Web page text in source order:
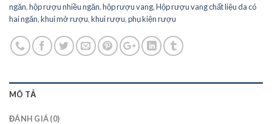
ngăn,hộp rượu nhiều ngăn,hộp rượu vang,Hộp rượu vang chất liệu da có
hai ngăn,khui mở rượu,khui rượu,phụ kiện rượu
MÔ TẢ
ĐÁNH GIÁ (0)